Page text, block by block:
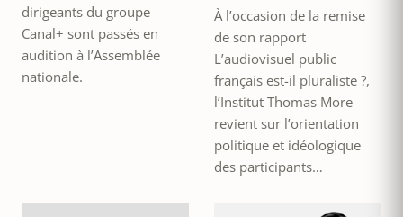
dirigeants du groupe
Canal+ sont passés en
audition à l’Assemblée
nationale.
À l’occasion de la remise
de son rapport
L’audiovisuel public
français est-il pluraliste ?,
l’Institut Thomas More
revient sur l’orientation
politique et idéologique
des participants…